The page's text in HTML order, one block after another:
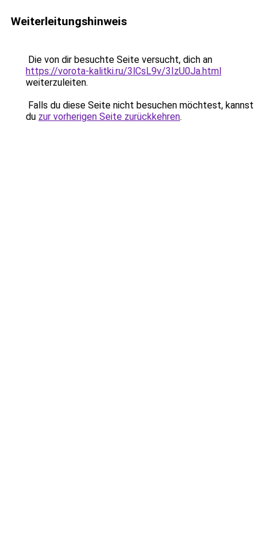
Weiterleitungshinweis
Die von dir besuchte Seite versucht, dich an
https://vorota-kalitki.ru/3lCsL9v/3IzU0Ja.html
weiterzuleiten.
Falls du diese Seite nicht besuchen möchtest, kannst
du zur vorherigen Seite zurückkehren.